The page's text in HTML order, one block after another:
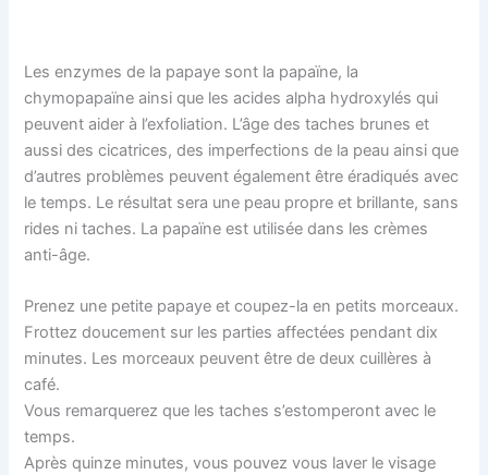
Les enzymes de la papaye sont la papaïne, la
chymopapaïne ainsi que les acides alpha hydroxylés qui
peuvent aider à l’exfoliation. L’âge des taches brunes et
aussi des cicatrices, des imperfections de la peau ainsi que
d’autres problèmes peuvent également être éradiqués avec
le temps. Le résultat sera une peau propre et brillante, sans
rides ni taches. La papaïne est utilisée dans les crèmes
anti-âge.
Prenez une petite papaye et coupez-la en petits morceaux.
Frottez doucement sur les parties affectées pendant dix
minutes. Les morceaux peuvent être de deux cuillères à
café.
Vous remarquerez que les taches s’estomperont avec le
temps.
Après quinze minutes, vous pouvez vous laver le visage